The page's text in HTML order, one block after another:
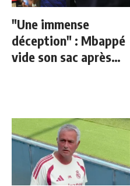
"Une immense
déception" : Mbappé
vide son sac après